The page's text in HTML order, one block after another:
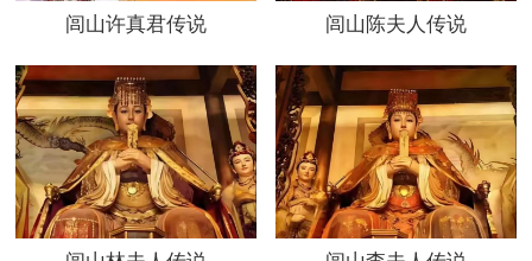
闾山许真君传说 闾山陈夫人传说